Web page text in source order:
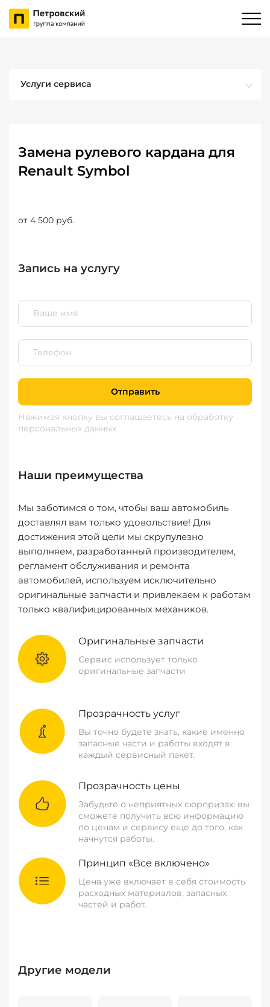
Услуги сервиса
Замена рулевого кардана для
Renault Symbol
от 4 500 руб.
Запись на услугу
Отправить
Нажимая кнопку вы соглашаетесь на обработку
персональных данных
Наши преимущества
Мы заботимся о том, чтобы ваш автомобиль
доставлял вам только удовольствие! Для
достижения этой цели мы скрупулезно
выполняем, разработанный производителем,
регламент обслуживания и ремонта
автомобилей, используем исключительно
оригинальные запчасти и привлекаем к работам
только квалифицированных механиков.
Оригинальные запчасти
Сервис использует только
оригинальные запчасти
Прозрачность услуг
Вы точно будете знать, какие именно
запасные части и работы входят в
каждый сервисный пакет.
Прозрачность цены
Забудьте о неприятных сюрпризах: вы
сможете получить всю информацию
по ценам и сервису еще до того, как
начнутся работы.
Принцип «Все включено»
Цена уже включает в себя стоимость
расходных материалов, запасных
частей и работ.
Другие модели